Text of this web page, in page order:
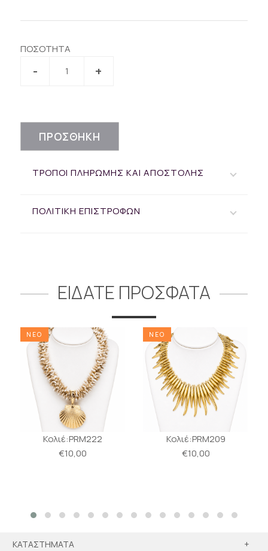
ΠΟΣΟΤΗΤΑ
ΠΡΟΣΘΗΚΗ
ΤΡΟΠΟΙ ΠΛΗΡΩΜΗΣ ΚΑΙ ΑΠΟΣΤΟΛΗΣ
ΠΟΛΙΤΙΚΗ ΕΠΙΣΤΡΟΦΩΝ
ΕΙΔΑΤΕ ΠΡΟΣΦΑΤΑ
ΝΕΟ
Κολιέ:PRM222
€10,00
ΝΕΟ
Κολιέ:PRM209
€10,00
ΚΑΤΑΣΤΗΜΑΤΑ +